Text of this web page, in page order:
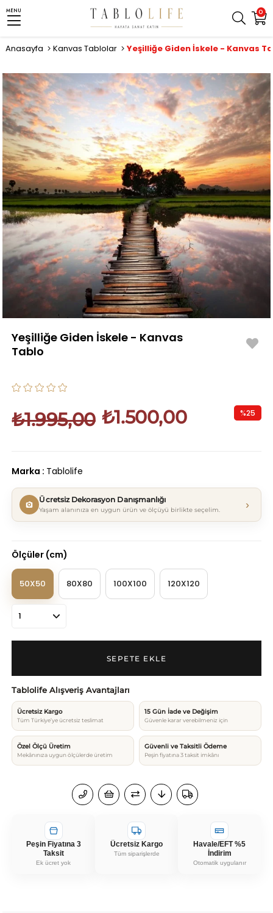
0
MENU
Anasayfa Kanvas Tablolar Yeşilliğe Giden İskele - Kanvas
Yeşilliğe Giden İskele - Kanvas
Tablo
₺1.995,00 ₺1.500,00 %25
Marka : Tablolife
Ücretsiz Dekorasyon Danışmanlığı
Yaşam alanınıza en uygun ürün ve ölçüyü birlikte seçelim. ›
Ölçüler (cm)
50X50 80X80 100X100 120X120
Tablolife Alışveriş Avantajları
Ücretsiz Kargo
Tüm Türkiye’ye ücretsiz teslimat
15 Gün İade ve Değişim
Güvenle karar verebilmeniz için
Özel Ölçü Üretim
Mekânınıza uygun ölçülerde üretim
Güvenli ve Taksitli Ödeme
Peşin fiyatına 3 taksit imkânı
Peşin Fiyatına 3
Taksit
Ek ücret yok
Ücretsiz Kargo
Tüm siparişlerde
Havale/EFT %5
İndirim
Otomatik uygulanır